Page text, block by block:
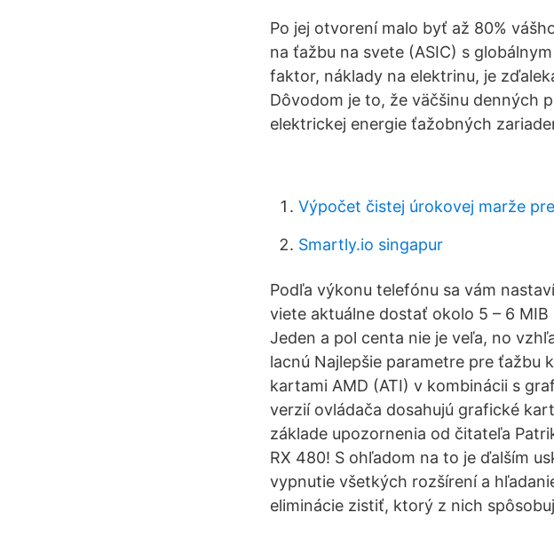
Po jej otvorení malo byť až 80%
na ťažbu na svete (ASIC) s
faktor, náklady na elektrinu, je
Dôvodom je to, že väčšinu denných
elektrickej energie ťažobných
Výpočet čistej úrokovej marže
Smartly.io singapur
Podľa výkonu telefónu sa vám
viete aktuálne dostať okolo 5 – 6
Jeden a pol centa nie je veľa, no
lacnú Najlepšie parametre pre ťažbu
kartami AMD (ATI) v kombinácii s
verzií ovládača dosahujú grafické
základe upozornenia od čitateľa
RX 480! S ohľadom na to je ďalším
vypnutie všetkých rozšírení a
eliminácie zistiť, ktorý z nich